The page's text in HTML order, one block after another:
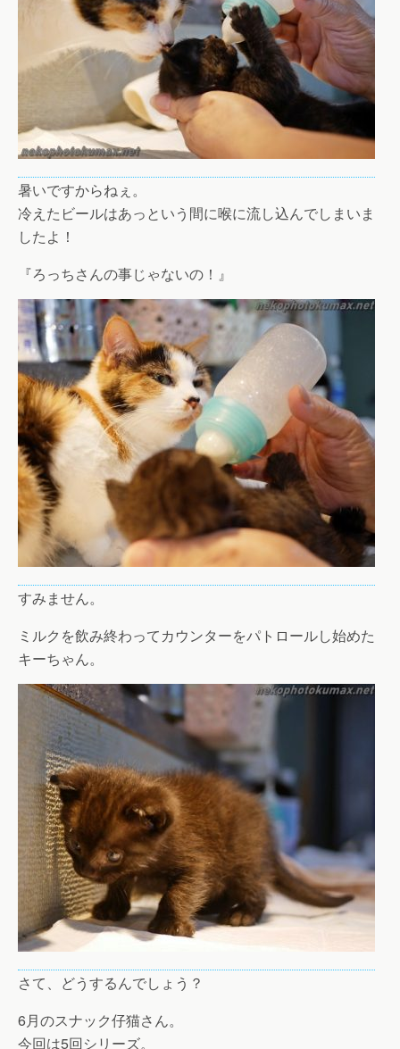
暑いですからねぇ。
冷えたビールはあっという間に喉に流し込んでしまいま
したよ！
『ろっちさんの事じゃないの！』
すみません。
ミルクを飲み終わってカウンターをパトロールし始めた
キーちゃん。
さて、どうするんでしょう？
6月のスナック仔猫さん。
今回は5回シリーズ。